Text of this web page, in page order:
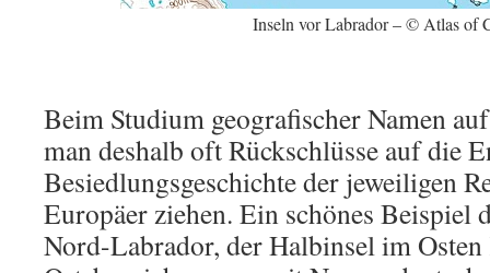
Inseln vor Labrador – © Atlas of
Beim Studium geografischer Namen
man deshalb oft Rückschlüsse auf die
Besiedlungsgeschichte der jeweiligen
Europäer ziehen. Ein schönes Beispiel
Nord-Labrador, der Halbinsel im Osten